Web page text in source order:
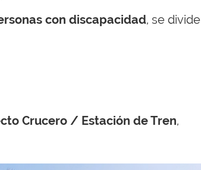
con discapacidad, se divide
Crucero / Estación de Tren,